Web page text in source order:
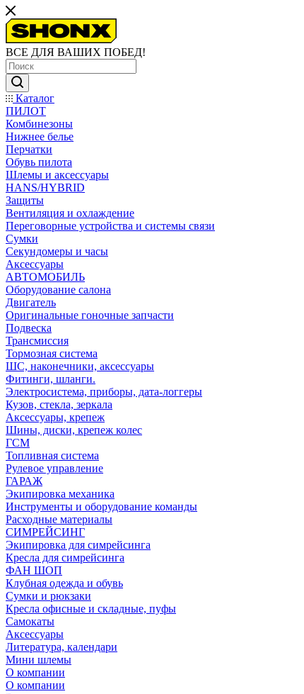
ВСЕ ДЛЯ ВАШИХ ПОБЕД!
Каталог
ПИЛОТ
Комбинезоны
Нижнее белье
Перчатки
Обувь пилота
Шлемы и аксессуары
HANS/HYBRID
Защиты
Вентиляция и охлаждение
Переговорные устройства и системы связи
Сумки
Секундомеры и часы
Аксессуары
АВТОМОБИЛЬ
Оборудование салона
Двигатель
Оригинальные гоночные запчасти
Подвеска
Трансмиссия
Тормозная система
ШС, наконечники, аксессуары
Фитинги, шланги.
Электросистема, приборы, дата-логгеры
Кузов, стекла, зеркала
Аксессуары, крепеж
Шины, диски, крепеж колес
ГСМ
Топливная система
Рулевое управление
ГАРАЖ
Экипировка механика
Инструменты и оборудование команды
Расходные материалы
СИМРЕЙСИНГ
Экипировка для симрейсинга
Кресла для симрейсинга
ФАН ШОП
Клубная одежда и обувь
Сумки и рюкзаки
Кресла офисные и складные, пуфы
Самокаты
Аксессуары
Литература, календари
Мини шлемы
О компании
О компании